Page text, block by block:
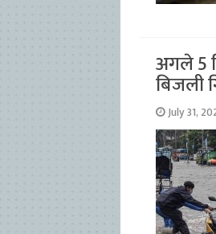
अगले 5
बिजली
July 31,